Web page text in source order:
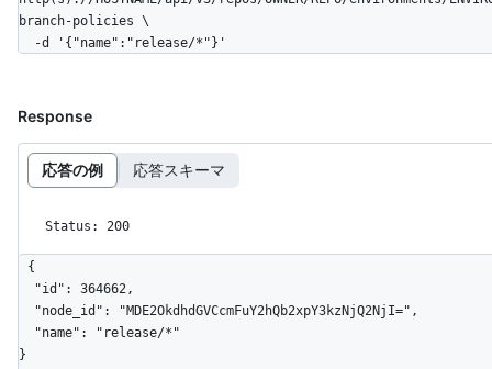
branch-policies \
  -d '{"name":"release/*"}'
Response
応答の例 応答スキーマ
Status: 200
{
}